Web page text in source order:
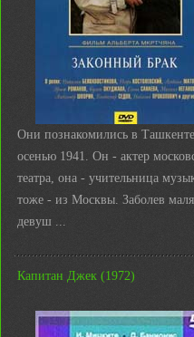
Они познакомились в Ташкенте
осенью 1941. Он - актер
театра, она - учительница
тоже - из Москвы. Заболев
девуш ...
Капитан Джек (1972)